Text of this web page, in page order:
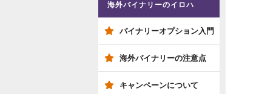
海外バイナリーのイロハ
バイナリーオプション入門
海外バイナリーの注意点
キャンペーンについて